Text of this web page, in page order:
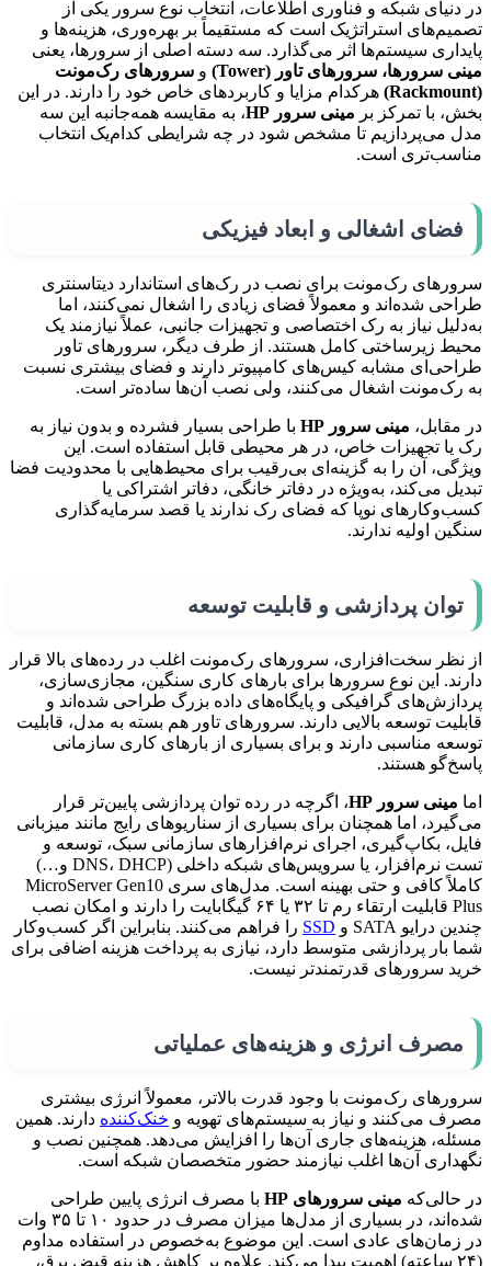
در دنیای شبکه و فناوری اطلاعات، انتخاب نوع سرور یکی از
تصمیم‌های استراتژیک است که مستقیماً بر بهره‌وری، هزینه‌ها و
پایداری سیستم‌ها اثر می‌گذارد. سه دسته اصلی از سرورها، یعنی
مینی سرورها، سرورهای تاور (Tower)
و سرورهای رک‌مونت
(Rackmount)
هرکدام مزایا و کاربردهای خاص خود را دارند. در این
بخش، با تمرکز بر مینی سرور HP
، به مقایسه همه‌جانبه این سه
مدل می‌پردازیم تا مشخص شود در چه شرایطی کدام‌یک انتخاب
مناسب‌تری است.
فضای اشغالی و ابعاد فیزیکی
سرورهای رک‌مونت برای نصب در رک‌های استاندارد دیتاسنتری
طراحی شده‌اند و معمولاً فضای زیادی را اشغال نمی‌کنند، اما
به‌دلیل نیاز به رک اختصاصی و تجهیزات جانبی، عملاً نیازمند یک
محیط زیرساختی کامل هستند. از طرف دیگر، سرورهای تاور
طراحی‌ای مشابه کیس‌های کامپیوتر دارند و فضای بیشتری نسبت
به رک‌مونت اشغال می‌کنند، ولی نصب آن‌ها ساده‌تر است.
در مقابل، مینی سرور HP
با طراحی بسیار فشرده و بدون نیاز به
رک یا تجهیزات خاص، در هر محیطی قابل استفاده است. این
ویژگی، آن را به گزینه‌ای بی‌رقیب برای محیط‌هایی با محدودیت فضا
تبدیل می‌کند، به‌ویژه در دفاتر خانگی، دفاتر اشتراکی یا
کسب‌وکارهای نوپا که فضای رک ندارند یا قصد سرمایه‌گذاری
سنگین اولیه ندارند.
توان پردازشی و قابلیت توسعه
از نظر سخت‌افزاری، سرورهای رک‌مونت اغلب در رده‌های بالا قرار
دارند. این نوع سرورها برای بارهای کاری سنگین، مجازی‌سازی،
پردازش‌های گرافیکی و پایگاه‌های داده بزرگ طراحی شده‌اند و
قابلیت توسعه بالایی دارند. سرورهای تاور هم بسته به مدل، قابلیت
توسعه مناسبی دارند و برای بسیاری از بارهای کاری سازمانی
پاسخ‌گو هستند.
اما مینی سرور HP
، اگرچه در رده توان پردازشی پایین‌تر قرار
می‌گیرد، اما همچنان برای بسیاری از سناریوهای رایج مانند میزبانی
فایل، بکاپ‌گیری، اجرای نرم‌افزارهای سازمانی سبک، توسعه و
تست نرم‌افزار، یا سرویس‌های شبکه داخلی (DNS، DHCP و…)
کاملاً کافی و حتی بهینه است. مدل‌های سری MicroServer Gen10
Plus قابلیت ارتقاء رم تا ۳۲ یا ۶۴ گیگابایت را دارند و امکان نصب
چندین درایو SATA و
SSD را فراهم می‌کنند. بنابراین اگر کسب‌وکار
شما بار پردازشی متوسط دارد، نیازی به پرداخت هزینه اضافی برای
خرید سرورهای قدرتمندتر نیست.
مصرف انرژی و هزینه‌های عملیاتی
سرورهای رک‌مونت با وجود قدرت بالاتر، معمولاً انرژی بیشتری
مصرف می‌کنند و نیاز به سیستم‌های تهویه و خنک‌کننده دارند. همین
مسئله، هزینه‌های جاری آن‌ها را افزایش می‌دهد. همچنین نصب و
نگهداری آن‌ها اغلب نیازمند حضور متخصصان شبکه است.
در حالی‌که مینی سرورهای HP
با مصرف انرژی پایین طراحی
شده‌اند، در بسیاری از مدل‌ها میزان مصرف در حدود ۱۰ تا ۳۵ وات
در زمان‌های عادی است. این موضوع به‌خصوص در استفاده مداوم
(۲۴ ساعته) اهمیت پیدا می‌کند. علاوه بر کاهش هزینه قبض برق،